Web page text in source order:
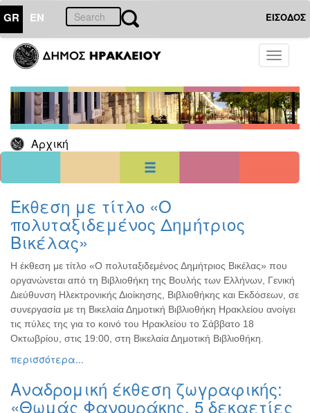
GR EN ΕΙΣΟΔΟΣ
Toggle
Αρχική
30
Ιούνιος
2026
Κυρ Δευ Τρι Τετ Πεμ Παρ Σαβ
1 2 3 4 5
6
7
14
15 16 17 18 19
20
27
ΗΜΕΡΟΛΟΓΙΟ
ΕΚΔΗΛΩΣΕΩΝ
Χριστούγεννα
-
Πρωτοχρονιά
Βιβλίο
Ζωγραφική
Φωτογραφία
Τραγούδι
Μουσική
Κινηματογράφος
Έκθεση με τίτλο «Ο
πολυταξιδεμένος Δημήτριος
Βικέλας»
Η έκθεση με τίτλο «Ο πολυταξιδεμένος Δημήτριος Βικέλας» που
οργανώνεται από τη Βιβλιοθήκη της Βουλής των Ελλήνων, Γενική
Διεύθυνση Ηλεκτρονικής Διοίκησης, Βιβλιοθήκης και Εκδόσεων, σε
συνεργασία με τη Βικελαία Δημοτική Βιβλιοθήκη Ηρακλείου ανοίγει
τις πύλες της για το κοινό του Ηρακλείου το Σάββατο 18
Οκτωβρίου, στις 19:00, στη Βικελαία Δημοτική Βιβλιοθήκη.
περισσότερα...
Αναδρομική έκθεση ζωγραφικής:
«Θωμάς Φανουράκης. 5 δεκαετίες